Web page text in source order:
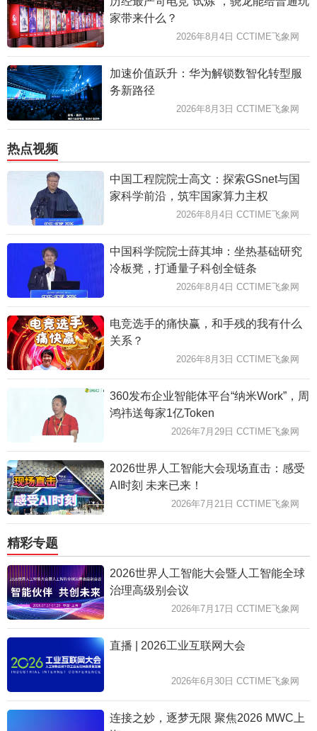
家带来什么？
2026年8月4日 CCTIME飞象网
加速价值跃升：华为解锁数智化转型服
务新路径
2026年8月3日 CCTIME飞象网
热点视频
中国工程院院士高文：探索GSnet与国
家科学前沿，筑牢国家算力主权
2026年8月4日 CCTIME飞象网
中国科学院院士薛其坤：坐热基础研究
冷板凳，打通量子科创全链条
2026年8月4日 CCTIME飞象网
电竞选手的痛快赢，和手残的我有什么
关系？
2026年8月3日 CCTIME飞象网
360发布企业智能体平台“纳米Work”，周
鸿祎送每家1亿Token
2026年7月29日 CCTIME飞象网
2026世界人工智能大会现场直击：感受
AI时刻 未来已来！
2026年7月21日 CCTIME飞象网
精彩专题
2026世界人工智能大会暨人工智能全球
治理高级别会议
2026年7月17日 CCTIME飞象网
直播 | 2026工业互联网大会
2026年6月30日 CCTIME飞象网
连接之妙，逐梦无限 聚焦2026 MWC上